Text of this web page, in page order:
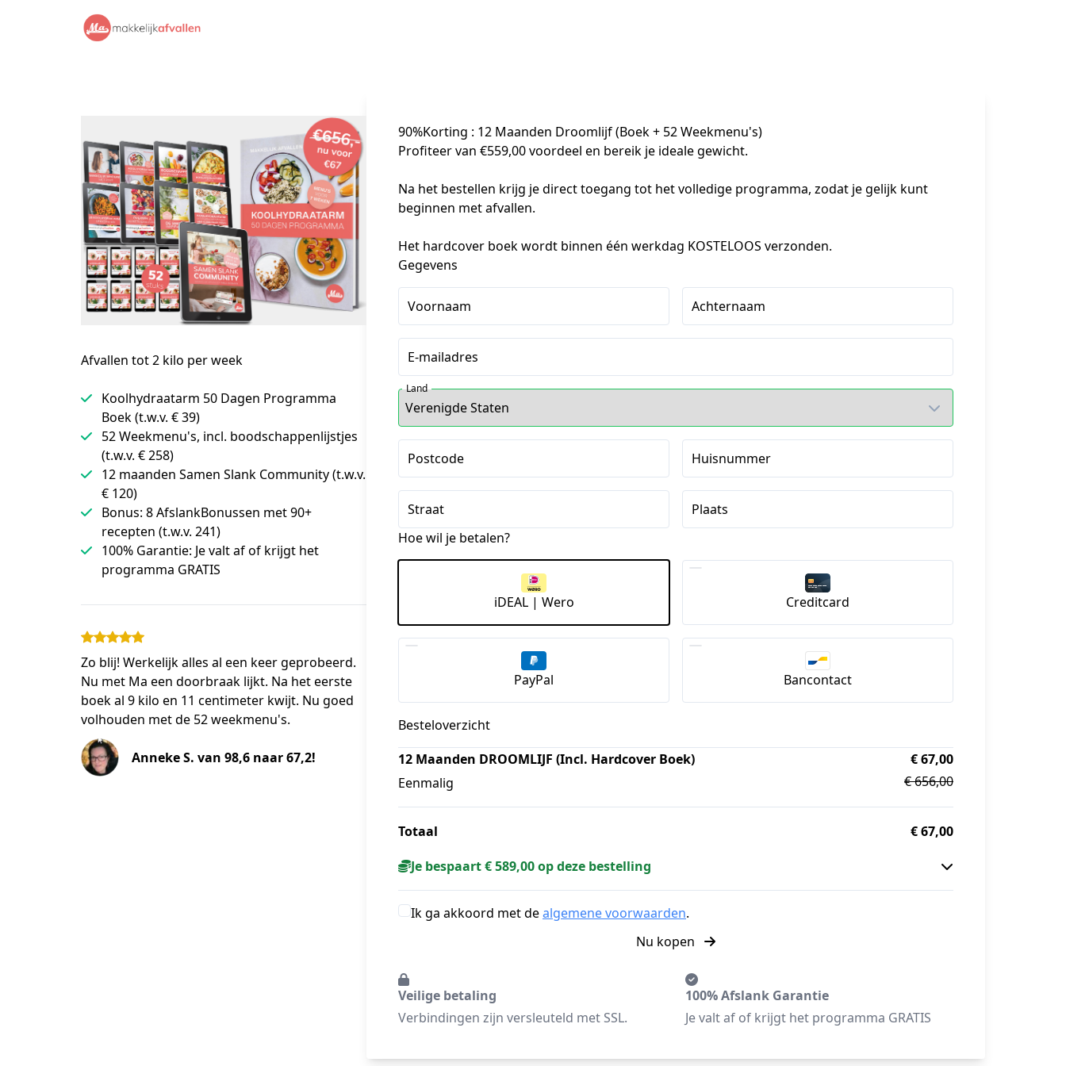
Afvallen tot 2 kilo per week
Koolhydraatarm 50 Dagen Programma
Boek (t.w.v. € 39)
52 Weekmenu's, incl. boodschappenlijstjes
(t.w.v. € 258)
12 maanden Samen Slank Community (t.w.v.
€ 120)
Bonus: 8 AfslankBonussen met 90+
recepten (t.w.v. 241)
100% Garantie: Je valt af of krijgt het
programma GRATIS
Zo blij! Werkelijk alles al een keer geprobeerd.
Nu met Ma een doorbraak lijkt. Na het eerste
boek al 9 kilo en 11 centimeter kwijt. Nu goed
volhouden met de 52 weekmenu's.
Anneke S. van 98,6 naar 67,2!
90%Korting : 12 Maanden Droomlijf (Boek + 52 Weekmenu's)
Profiteer van €559,00 voordeel en bereik je ideale gewicht.
Na het bestellen krijg je direct toegang tot het volledige programma, zodat je gelijk kunt
beginnen met afvallen.
Het hardcover boek wordt binnen één werkdag KOSTELOOS verzonden.
Gegevens
Voornaam Achternaam
E-mailadres
Land
Postcode Huisnummer
Straat
Plaats
Hoe wil je betalen?
iDEAL | Wero Creditcard
PayPal Bancontact
Besteloverzicht
12 Maanden DROOMLIJF (Incl. Hardcover Boek)
Eenmalig
€ 67,00
€ 656,00
Totaal
€ 67,00
Je bespaart € 589,00 op deze bestelling
Ik ga akkoord met dealgemene voorwaarden.
Nu kopen
Veilige betaling
Verbindingen zijn versleuteld met SSL.
100% Afslank Garantie
Je valt af of krijgt het programma GRATIS